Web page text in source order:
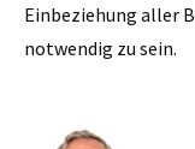
Einbeziehung aller
notwendig zu sein.